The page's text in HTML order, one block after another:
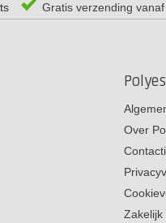
Gratis verzending
Over
Zakelijk